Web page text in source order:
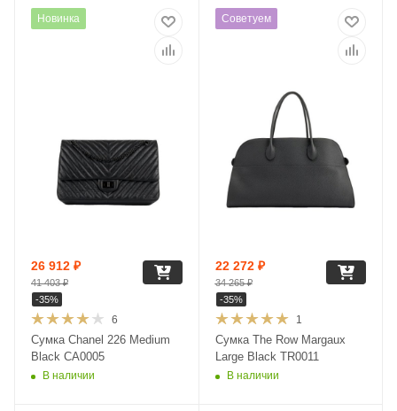
Новинка
6
Сумка Chanel 226 Medium
Black CA0005
В наличии
26 912 ₽
41 403₽
-35%
Советуем
1
Сумка The Row Margaux
Large Black TR0011
В наличии
22 272₽
34 265₽
-35%